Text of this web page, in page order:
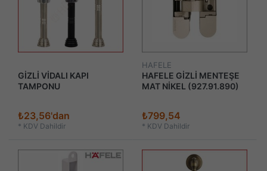
GİZLİ VİDALI KAPI
TAMPONU
₺23,56'dan
* KDV Dahildir
HAFELE
HAFELE GİZLİ MENTEŞE
MAT NİKEL (927.91.890)
₺799,54
* KDV Dahildir